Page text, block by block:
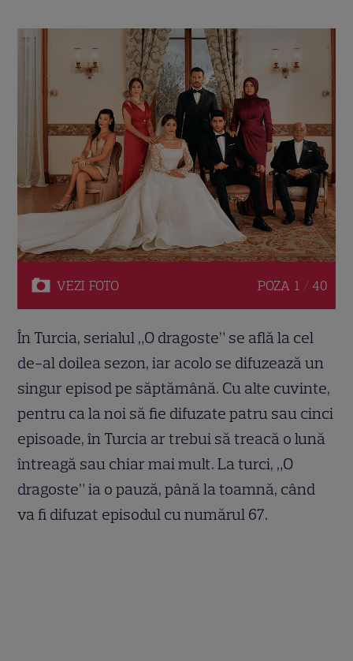
VEZI FOTO POZA 1 / 40
În Turcia, serialul „O dragoste” se află la cel
de-al doilea sezon, iar acolo se difuzează un
singur episod pe săptămână. Cu alte cuvinte,
pentru ca la noi să fie difuzate patru sau cinci
episoade, în Turcia ar trebui să treacă o lună
întreagă sau chiar mai mult. La turci, „O
dragoste” ia o pauză, până la toamnă, când
va fi difuzat episodul cu numărul 67.